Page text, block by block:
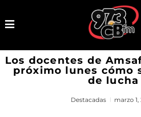
Los docentes de
próximo lunes cómo
de lucha
Destacadas marzo